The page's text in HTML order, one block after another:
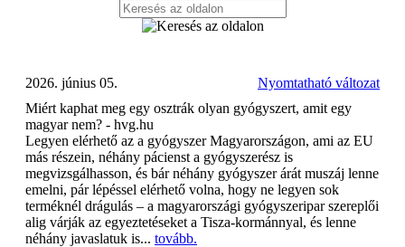
Nyomtatható változat
2026. június 05.
Miért kaphat meg egy osztrák olyan gyógyszert, amit egy
magyar nem? - hvg.hu
Legyen elérhető az a gyógyszer Magyarországon, ami az EU
más részein, néhány pácienst a gyógyszerész is
megvizsgálhasson, és bár néhány gyógyszer árát muszáj lenne
emelni, pár lépéssel elérhető volna, hogy ne legyen sok
terméknél drágulás – a magyarországi gyógyszeripar szereplői
alig várják az egyeztetéseket a Tisza-kormánnyal, és lenne
néhány javaslatuk is... tovább.